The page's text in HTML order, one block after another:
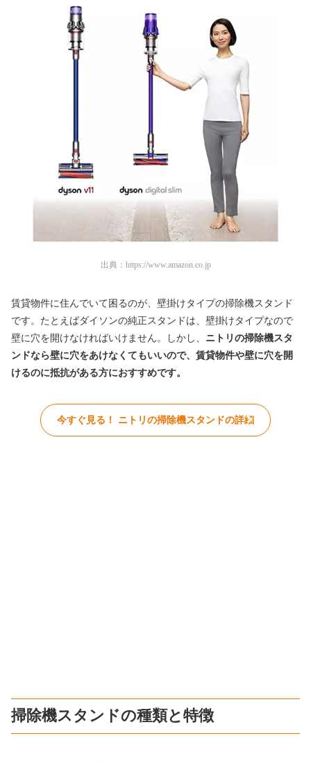
出典： https://www.amazon.co.jp
賃貸物件に住んでいて困るのが、壁掛けタイプの掃除機スタンド
です。たとえばダイソンの純正スタンドは、壁掛けタイプなので
壁に穴を開けなければいけません。しかし、 ニトリの掃除機スタ
ンドなら壁に穴をあけなくてもいいので、賃貸物件や壁に穴を開
けるのに抵抗がある方におすすめです。
今すぐ見る！ ニトリの掃除機スタンドの詳細
掃除機スタンドの種類と特徴